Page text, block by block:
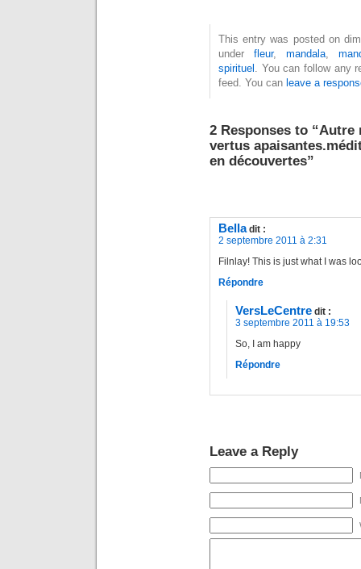
This entry was posted on
under fleur, mandala,
spirituel . You can follow any
feed. You can leave a
2 Responses to
vertus
en découvertes”
Bella dit :
2 septembre 2011 à 2:31
Filnlay! This is just what I was
Répondre
VersLeCentre dit :
3 septembre 2011 à 19:53
So, I am happy
Répondre
Leave a Reply